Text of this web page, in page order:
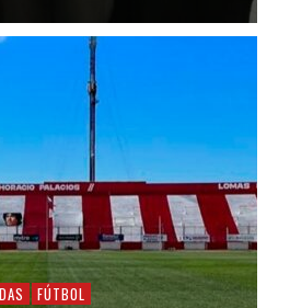
FÚTBOL